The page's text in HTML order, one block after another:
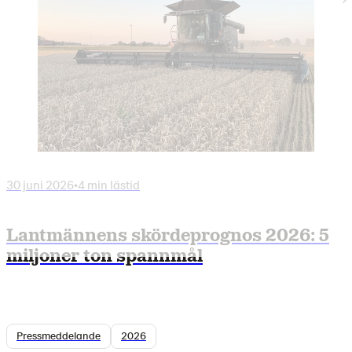
30 juni 2026•4 min lästid
Lantmännens skördeprognos 2026: 5
miljoner ton spannmål
Pressmeddelande 2026